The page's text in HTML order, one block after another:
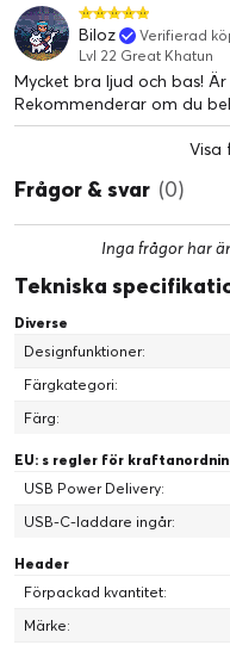
lågfrekvenssvar och
ljudets klarhet försämras.
Dialog har också
förbättrade sången
så att talade dialoger blir
upp till 20 W toppeffekt
Pro är tillräckligt liten för
Biloz
Verifierad
Lvl 22 Great Khatun
Mycket bra ljud och bas!
Rekommenderar om du
Visa
Frågor & svar (0)
Inga frågor har
Tekniska
Diverse
Designfunktioner:
Färgkategori:
Färg:
EU: s regler för
USB Power Delivery:
USB-C-laddare ingår:
Header
Förpackad kvantitet:
Märke: